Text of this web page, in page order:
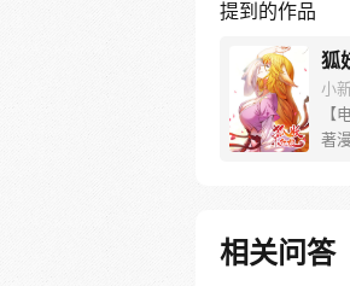
提到的作品
狐
小
【
著
新。
相关问答